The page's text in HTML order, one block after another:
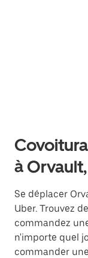
à
Se déplacer
Uber. Trouvez
commandez
n'importe quel
commander